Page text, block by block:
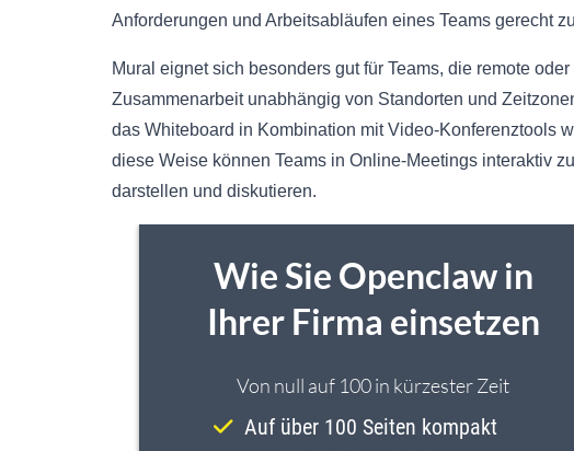
Anforderungen und Arbeitsabläufen eines Teams gerecht
Mural eignet sich besonders gut für Teams, die remote
Zusammenarbeit unabhängig von Standorten und
das Whiteboard in Kombination mit Video-Konferenztools
diese Weise können Teams in Online-Meetings interaktiv
darstellen und diskutieren.